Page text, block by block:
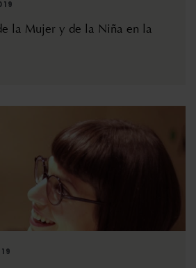
la Mujer y de la Niña en la